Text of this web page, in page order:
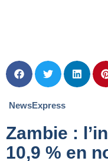
NewsExpress
Zambie :
10,9 % en